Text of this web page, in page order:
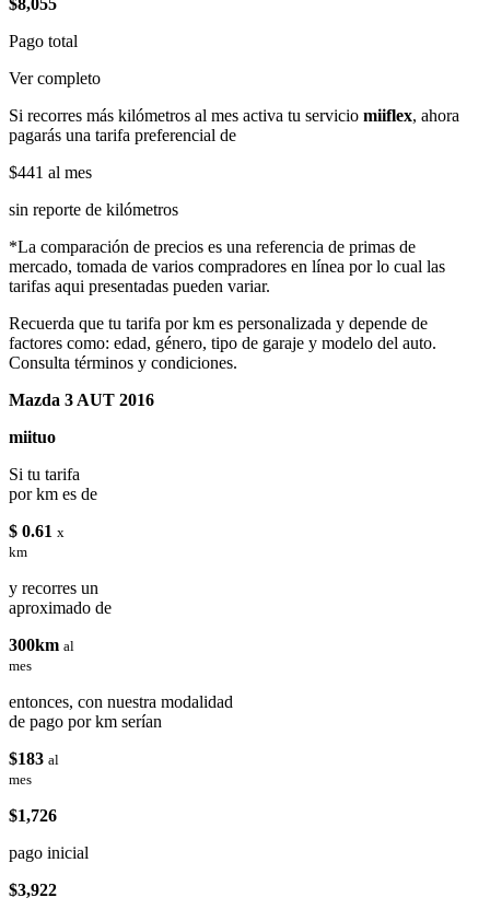
Pago total
Ver completo
Si recorres más kilómetros al mes activa tu servicio miiflex, ahora
pagarás una tarifa preferencial de
$441 al mes
sin reporte de kilómetros
*La comparación de precios es una referencia de primas de
mercado, tomada de varios compradores en línea por lo cual las
tarifas aqui presentadas pueden variar.
Recuerda que tu tarifa por km es personalizada y depende de
factores como: edad, género, tipo de garaje y modelo del auto.
Consulta términos y condiciones.
Mazda 3 AUT 2016
miituo
Si tu tarifa
por km es de
$ 0.61 x
km
y recorres un
aproximado de
300km al
mes
entonces, con nuestra modalidad
de pago por km serían
$183 al
mes
$1,726
pago inicial
$3,922